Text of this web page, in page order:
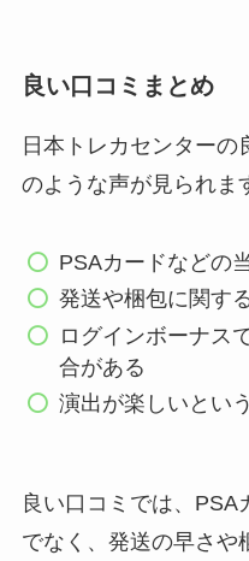
良い口コミまとめ
日本トレカセンター
のような声が見られま
PSAカードなどの
発送や梱包に関す
ログインボーナス
合がある
演出が楽しいとい
良い口コミでは、PSA
でなく、発送の早さや